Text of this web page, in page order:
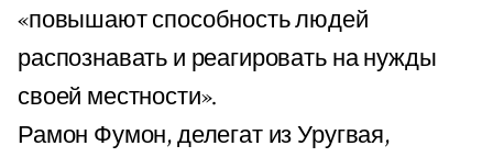
«повышают способность людей
распознавать и реагировать на нужды
своей местности».
Рамон Фумон, делегат из Уругвая,